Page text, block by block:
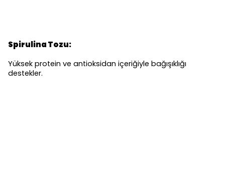
Spirulina Tozu:
Yüksek protein ve antioksidan içeriğiyle bağışıklığı
destekler.